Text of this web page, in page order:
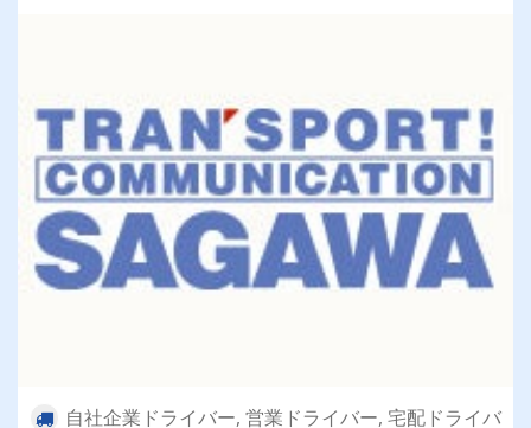
自社企業ドライバー, 営業ドライバー, 宅配ドライバ